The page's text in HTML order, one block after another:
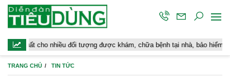
nhiều đối tượng được khám, chữa bệnh tại nhà, bảo hiểm y tế chi trả
TRANG CHỦ TIN TỨC